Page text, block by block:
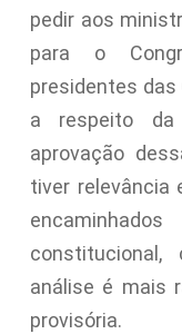
pedir aos
para o
presidentes
a respeito da
aprovação
tiver relevância
constitucional ,
análise é mais
provisória.